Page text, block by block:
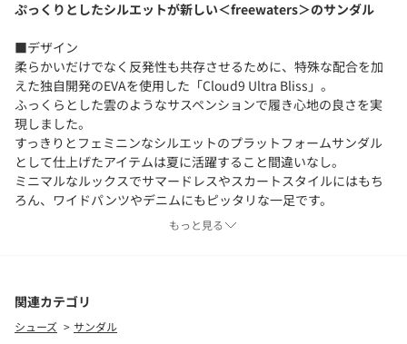
ぷっくりとしたシルエットが新しい＜freewaters＞のサンダル
■デザイン
柔らかいだけでなく反発性も共存させるために、特殊な配合を加
えた独自開発のEVAを使用した「Cloud9 Ultra Bliss」。
ふっくらとした雲のようなサスペンションで履き心地の良さを実
現しました。
すっきりとフェミニンなシルエットのプラットフォームサンダル
として仕上げたアイテムは夏に活躍すること間違いなし。
ミニマルなルックスでサマードレスやスカートスタイルにはもち
ろん、ワイドパンツやデニムにもピッタリな一足です。
海や自然を愛する作り手によって設立されたこのブランドは快適
さを追及したサンダルを作ること、そのサンダルを販売するなか
で環境配慮や人々の生活をよりクリーンなものにすることを目標
もっと見る
関連カテゴリ
シューズ サンダル